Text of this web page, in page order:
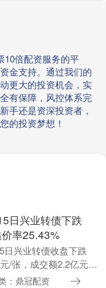
10倍配资服务的平
金支持。通过我们的
更大的投资机会，实
有保障，风控体系完
手还是资深投资者，
的投资梦想！
日兴业转债下跌
率25.43%
日兴业转债收盘下跌
/张，成交额2.2亿元，
资料显示，兴业转债
：鼎冠配资